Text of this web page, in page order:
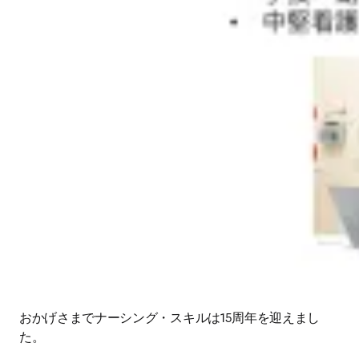
おかげさまでナーシング・スキルは15周年を迎えまし
た。